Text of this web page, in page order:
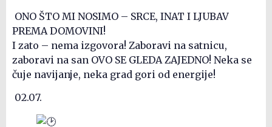
ONO ŠTO MI NOSIMO – SRCE, INAT I LJUBAV
PREMA DOMOVINI!
I zato – nema izgovora! Zaboravi na satnicu,
zaboravi na san OVO SE GLEDA ZAJEDNO! Neka se
čuje navijanje, neka grad gori od energije!
02.07.